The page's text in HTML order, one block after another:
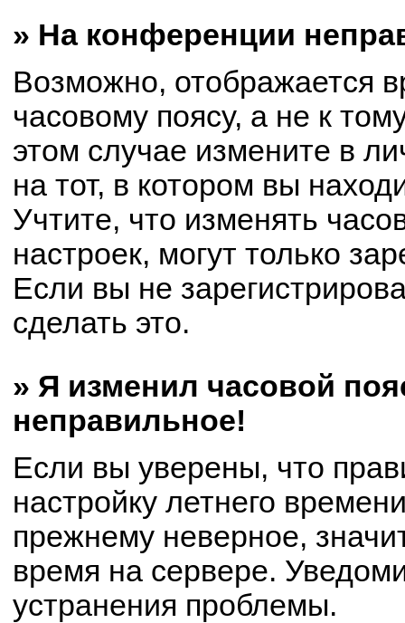
» На конференции
Возможно, отображается
часовому поясу, а не к
этом случае измените в
на тот, в котором вы
Учтите, что изменять
настроек, могут только
Если вы не
сделать это.
» Я изменил часовой
неправильное!
Если вы уверены, что
настройку летнего
прежнему неверное,
время на сервере.
устранения проблемы.